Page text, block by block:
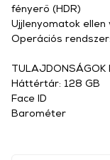
fényerő (HDR)
Ujjlenyomatok
Operációs
Háttértár: 128 GB
Face ID
Barométer